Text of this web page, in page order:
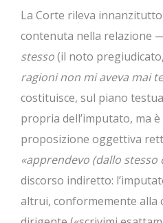
La Corte rileva
contenuta nella relazione
stesso(il noto
ragioni non mi aveva mai
costituisce, sul piano
propria dell’imputato, ma
proposizione oggettiva
«apprendevo (dallo stesso
discorso indiretto:
altrui, conformemente alla